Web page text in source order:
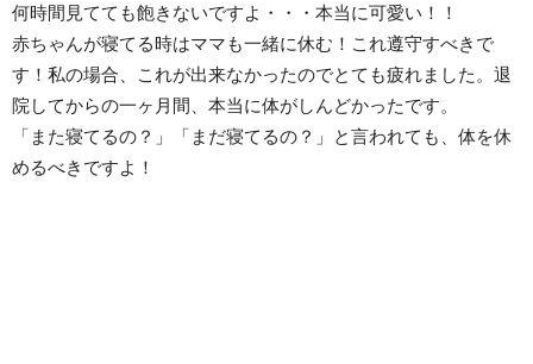
何時間見てても飽きないですよ・・・本当に可愛い！！
赤ちゃんが寝てる時はママも一緒に休む！これ遵守すべきで
す！私の場合、これが出来なかったのでとても疲れました。退
院してからの一ヶ月間、本当に体がしんどかったです。
「また寝てるの？」「まだ寝てるの？」と言われても、体を休
めるべきですよ！